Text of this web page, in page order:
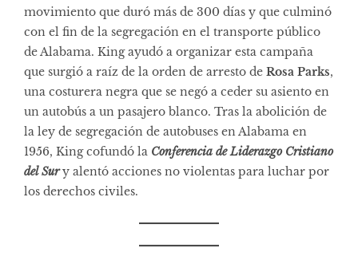
movimiento que duró más de 300 días y que culminó
con el fin de la segregación en el transporte público
de Alabama. King ayudó a organizar esta campaña
que surgió a raíz de la orden de arresto de Rosa Parks,
una costurera negra que se negó a ceder su asiento en
un autobús a un pasajero blanco. Tras la abolición de
la ley de segregación de autobuses en Alabama en
1956, King cofundó la Conferencia de Liderazgo Cristiano
del Sury alentó acciones no violentas para luchar por
los derechos civiles.